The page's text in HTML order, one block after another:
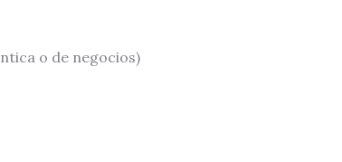
o de negocios)